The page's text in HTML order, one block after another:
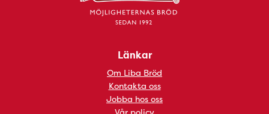
Länkar
Om Liba Bröd
Kontakta oss
Jobba hos oss